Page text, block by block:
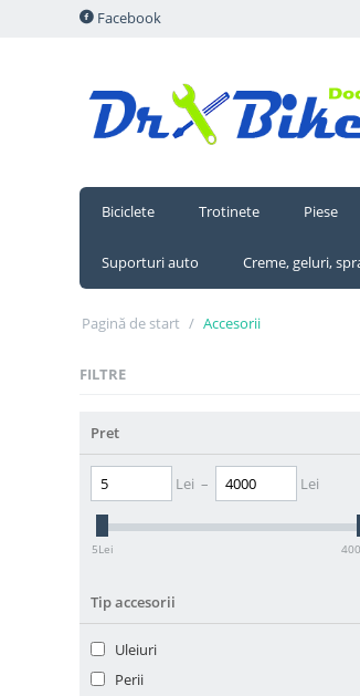
Facebook
Biciclete Trotinete Piese
Suporturi auto Creme, geluri,
Pagină de start / Accesorii
FILTRE
Pret
Lei – Lei
5Lei
Tip accesorii
Uleiuri
Perii